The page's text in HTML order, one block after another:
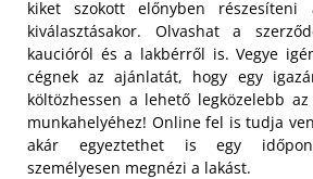
kiket szokott előnyben
kiválasztásakor. Olvashat a
kaucióról és a lakbérről is. Vegye
cégnek az ajánlatát, hogy egy
költözhessen a lehető legközelebb
munkahelyéhez! Online fel is tudja
akár egyeztethet is egy
személyesen megnézi a lakást.